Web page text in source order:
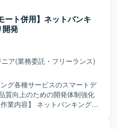
技術課題の整理、レビュー対
す。また、開発メンバーへの
詳細設計、製造、テスト工
きます。アプリでは点検情
登録、現場報告などの機能を
開発方針を整理し、関係者と
りながら仕様調整や技術課
ております。開発メンバーを
質や生産性の向上に意欲的に
。 【ポジションの
ート併用】ネットバンキ
開発
ア(業務委託・フリーランス)
グ各種サービスのスマートデ
質向上のための開発体制強化